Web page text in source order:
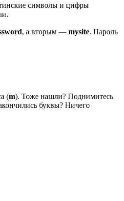
символы и цифры
, а вторым — mysite. Пароль
(m). Тоже нашли? Поднимитесь
буквы? Ничего